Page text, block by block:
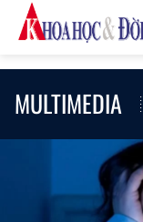
MULTIMEDIA